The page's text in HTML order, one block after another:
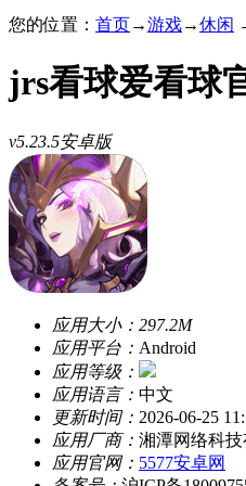
您的位置： 首页→游戏→休闲
jrs看球爱看球
v5.23.5安卓版
应用大小： 297.2M
应用平台： Android
应用等级：
应用语言： 中文
更新时间： 2026-06-25
应用厂商： 湘潭网络科技
应用官网： 5577安卓网